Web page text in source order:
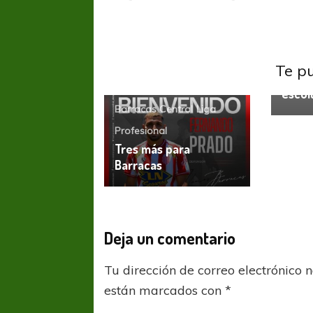
Te
Barracas Central Liga
Profesional
Tres más para
Barracas
Deja un comentario
Tu dirección de correo electrónico
están marcados con*
Octavos de Final
COPA